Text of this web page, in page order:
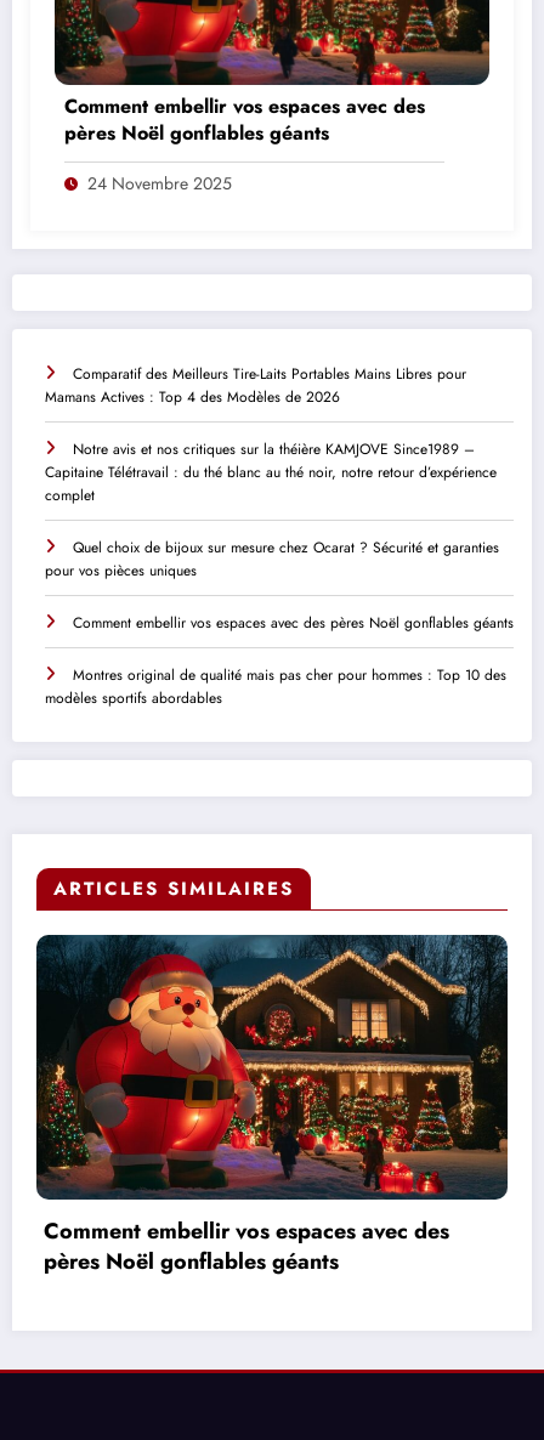
Comment embellir vos espaces avec des
pères Noël gonflables géants
24 Novembre 2025
Comparatif des Meilleurs Tire-Laits Portables Mains Libres pour
Mamans Actives : Top 4 des Modèles de 2026
Notre avis et nos critiques sur la théière KAMJOVE Since1989 –
Capitaine Télétravail : du thé blanc au thé noir, notre retour d’expérience
complet
Quel choix de bijoux sur mesure chez Ocarat ? Sécurité et garanties
pour vos pièces uniques
Comment embellir vos espaces avec des pères Noël gonflables géants
Montres original de qualité mais pas cher pour hommes : Top 10 des
modèles sportifs abordables
ARTICLES SIMILAIRES
Montres original de qualité mais pas cher
pour hommes : Top 10 des modèles